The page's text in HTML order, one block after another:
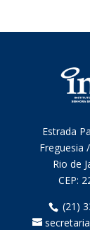
Estrada
Freguesia
Rio de
CEP:
(21)